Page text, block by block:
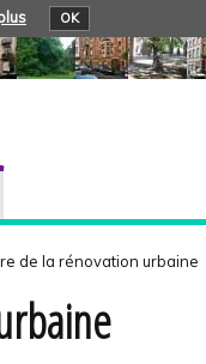
OK
de la rénovation urbaine